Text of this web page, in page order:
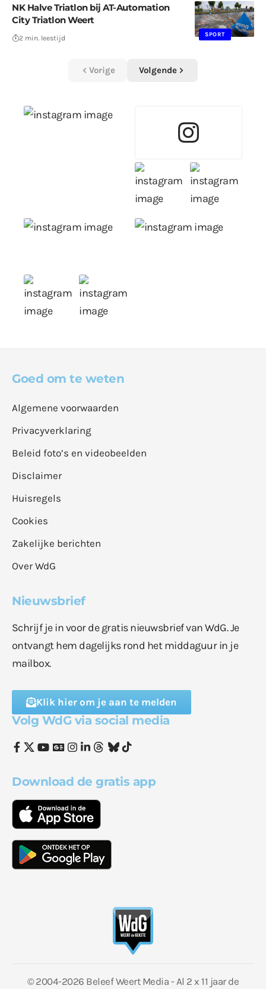
SPORT
NK Halve Triatlon bij AT-Automation
City Triatlon Weert
2 min. leestijd
Vorige Volgende
Goed om te weten
Algemene voorwaarden
Privacyverklaring
Beleid foto’s en videobeelden
Disclaimer
Huisregels
Cookies
Zakelijke berichten
Over WdG
Nieuwsbrief
Schrijf je in voor de gratis nieuwsbrief van WdG. Je
ontvangt hem dagelijks rond het middaguur in je
mailbox.
Klik hier om je aan te melden
Volg WdG via social media
Download de gratis app
© 2004-2026 Beleef Weert Media - Al 2 x 11 jaar de